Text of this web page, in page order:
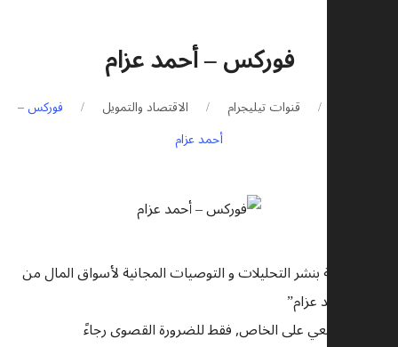
فوركس – أحمد عزام
قنوات تيليجرام الاقتصاد والتمويل
فوركس –
أحمد عزام
بنشر التحليلات و التوصيات المجانية لأسواق المال من
“أحمد عزام”
معي على الخاص, فقط للضرورة القصوى رجاءً